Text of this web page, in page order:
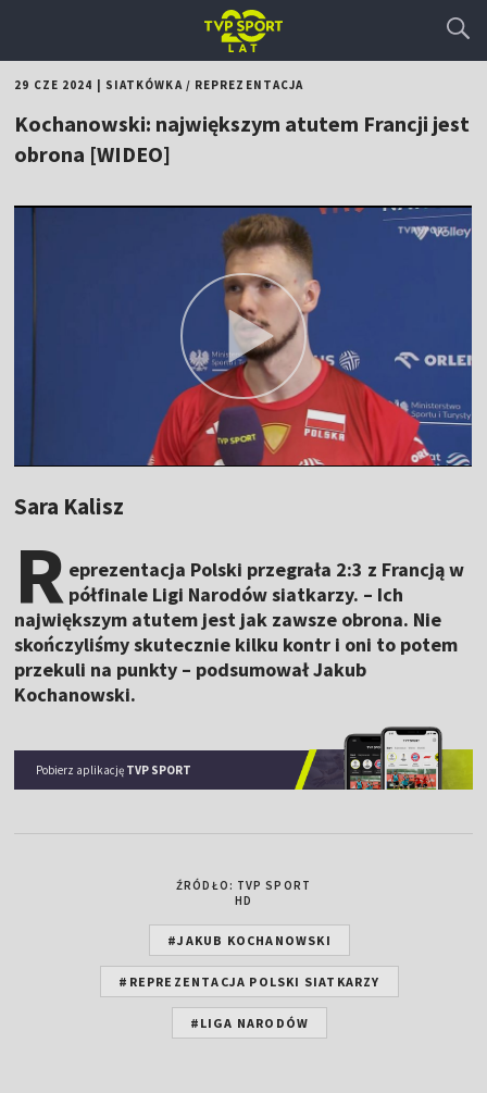
29 CZE 2024 SIATKÓWKA/ REPREZENTACJA
Kochanowski: największym atutem Francji jest
obrona [WIDEO]
Sara Kalisz
R eprezentacja Polski przegrała 2:3 z Francją w
półfinale Ligi Narodów siatkarzy. – Ich
największym atutem jest jak zawsze obrona. Nie
skończyliśmy skutecznie kilku kontr i oni to potem
przekuli na punkty – podsumował Jakub
Kochanowski.
Pobierz aplikację TVP SPORT
ŹRÓDŁO: TVP SPORT
HD
#JAKUB KOCHANOWSKI
#REPREZENTACJA POLSKI SIATKARZY
#LIGA NARODÓW